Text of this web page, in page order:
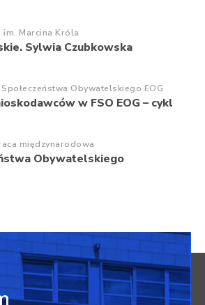
im. Marcina Króla
Sylwia Czubkowska
Obywatelskiego EOG
w FSO EOG – cykl
międzynarodowa
Obywatelskiego